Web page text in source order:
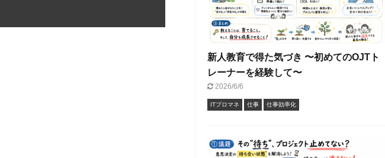
新人教育で得た気づき 〜初めてのOJTト
レーナーを経験して〜
2026/6/6
ITプロマネ 仕事 仕事効率化